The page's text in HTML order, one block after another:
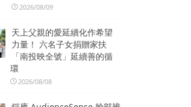
2026/08/09
天上父親的愛延續化作希望
力量！ 六名子女捐贈家扶
「南投映全號」延續善的循
環
2026/08/08